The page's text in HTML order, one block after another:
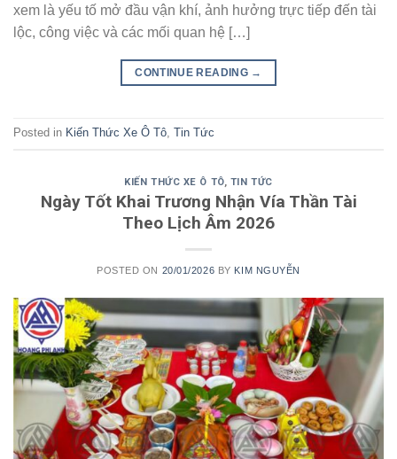
xem là yếu tố mở đầu vận khí, ảnh hưởng trực tiếp đến tài
lộc, công việc và các mối quan hệ […]
CONTINUE READING →
Posted in Kiến Thức Xe Ô Tô Tin Tức
KIẾN THỨC XE Ô TÔ, TIN TỨC
Ngày Tốt Khai Trương Nhận Vía Thần Tài
Theo Lịch Âm 2026
POSTED ON 20/01/2026 BY KIM NGUYỄN